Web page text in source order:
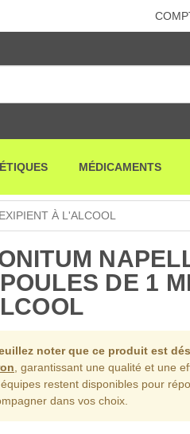
MÉDICAMENTS
À L'ALCOOL
DE 1
noter que ce produit est
, garantissant une qualité et une
restent disponibles pour
dans vos choix.